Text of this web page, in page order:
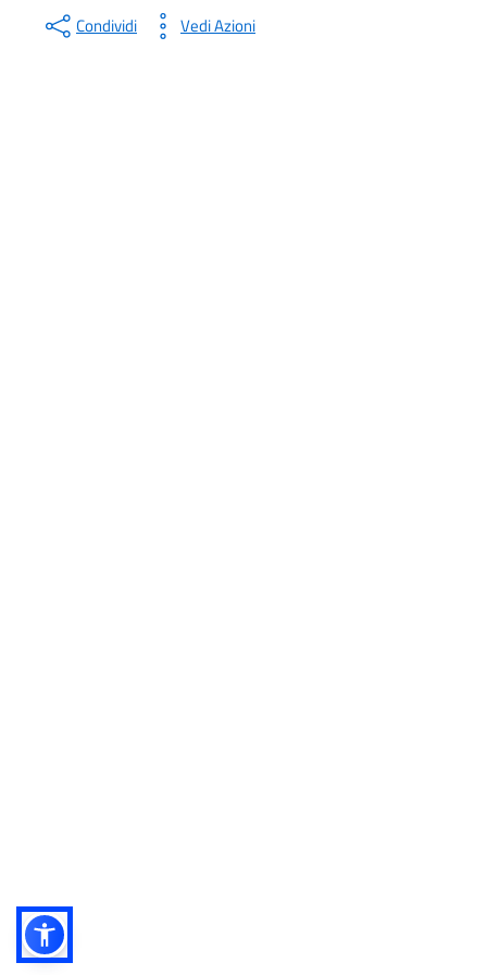
Condividi Vedi Azioni